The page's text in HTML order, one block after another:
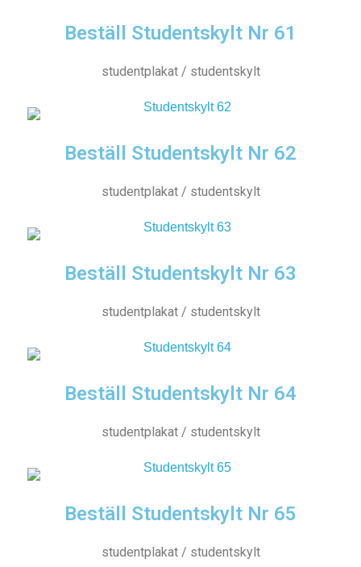
Beställ Studentskylt Nr 61
studentplakat / studentskylt
Beställ Studentskylt Nr 62
studentplakat / studentskylt
Beställ Studentskylt Nr 63
studentplakat / studentskylt
Beställ Studentskylt Nr 64
studentplakat / studentskylt
Beställ Studentskylt Nr 65
studentplakat / studentskylt